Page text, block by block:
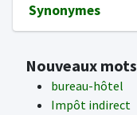
Synonymes
Nouveaux mots
bureau-hôtel
Impôt indirect